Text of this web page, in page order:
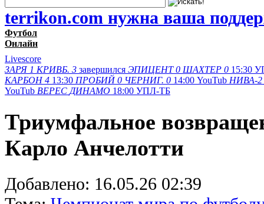
terrikon.com нужна ваша
Футбол
Онлайн
Livescore
ЗАРЯ 1 КРИВБ. 3 завершился ЭПИЦЕНТ 0 ШАХТЕР 0 15:30
КАРБОН 4 13:30 ПРОБИЙ 0 ЧЕРНИГ. 0 14:00 YouTub НИВА-2
YouTub ВЕРЕС ДИНАМО 18:00 УПЛ-ТБ
Триумфальное
Карло Анчелотти
Добавлено: 16.05.26 02:39